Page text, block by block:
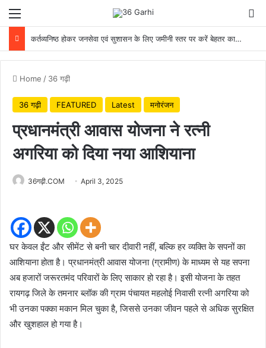
Menu
कर्तव्यनिष्ठ होकर जनसेवा एवं सुशासन के लिए जमीनी स्तर पर करें बेहतर कार्य: मुख्यमंत्री
Home / 36 गढ़ी
36 गढ़ी FEATURED Latest मनोरंजन
प्रधानमंत्री आवास योजना ने रत्नी
अगरिया को दिया नया आशियाना
36गढ़ी.COM April 3, 2025
घर केवल ईंट और सीमेंट से बनी चार दीवारी नहीं, बल्कि हर व्यक्ति के सपनों का
आशियाना होता है। प्रधानमंत्री आवास योजना (ग्रामीण) के माध्यम से यह सपना
अब हजारों जरूरतमंद परिवारों के लिए साकार हो रहा है। इसी योजना के तहत
रायगढ़ जिले के तमनार ब्लॉक की ग्राम पंचायत महलोई निवासी रत्नी अगरिया को
भी उनका पक्का मकान मिल चुका है, जिससे उनका जीवन पहले से अधिक सुरक्षित
और खुशहाल हो गया है।